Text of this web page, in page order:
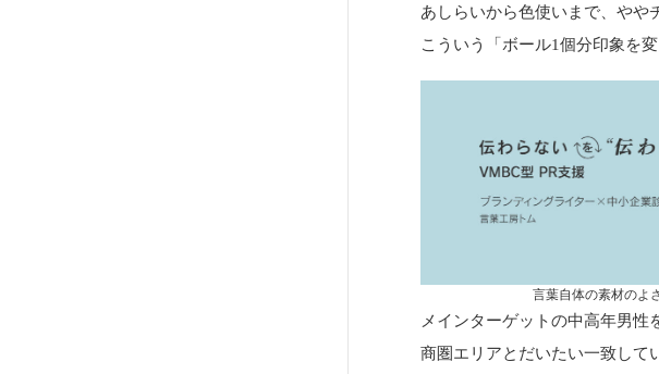
あしらいから色使いまで、やや
こういう「ボール1個分印象を
言葉自体の素材のよ
メインターゲットの中高年男性
商圏エリアとだいたい一致して